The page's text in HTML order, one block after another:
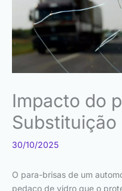
Impacto do
Substituição
30/10/2025
O para-brisas de um
pedaço de vidro que o